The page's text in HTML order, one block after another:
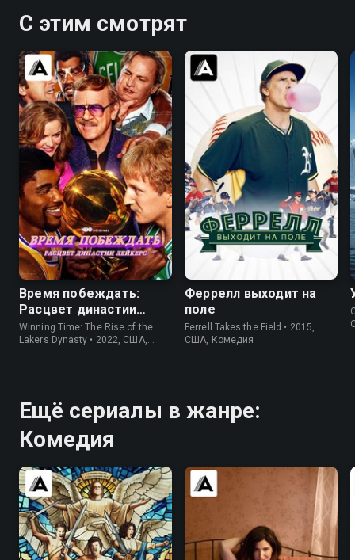
С этим смотрят
8.6 8.3
Время побеждать:
Расцвет династии
Лейкерс
Winning Time: The Rise of the
Lakers Dynasty • 2022, США,
6.2 5.8
Феррелл выходит на
поле
Ferrell Takes the Field • 2015,
США, Комедия
Ещё сериалы в жанре:
Комедия